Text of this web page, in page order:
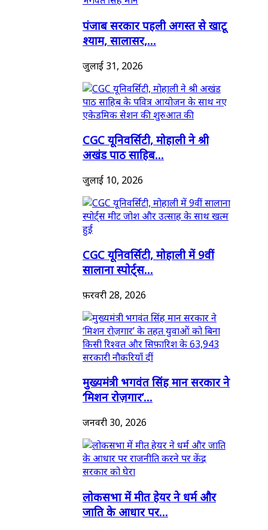
पंजाब सरकार पहली अगस्त से खाटू
श्याम, सालासर,...
जुलाई 31, 2026
CGC यूनिवर्सिटी, मोहाली ने श्री
अखंड पाठ साहिब...
जुलाई 10, 2026
CGC यूनिवर्सिटी, मोहाली में 9वीं
सालाना स्पोर्ट्स...
फ़रवरी 28, 2026
मुख्यमंत्री भगवंत सिंह मान सरकार ने
‘मिशन रोज़गार’...
जनवरी 30, 2026
लोकसभा में मीत हेयर ने धर्म और
जाति के आधार पर...